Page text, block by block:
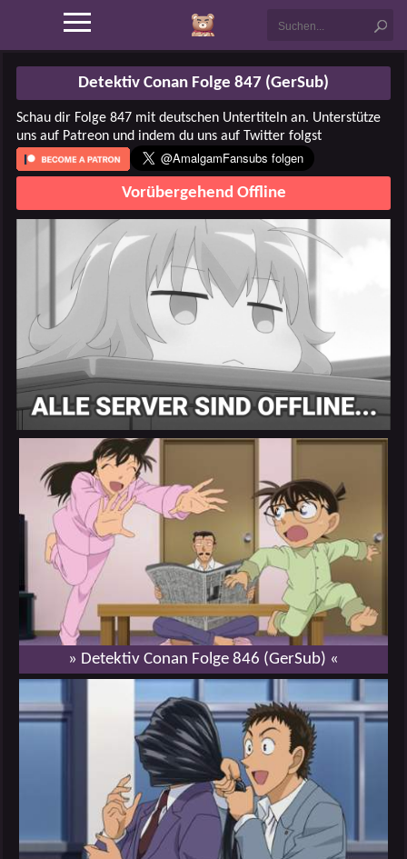
Detektiv Conan Folge 847 (GerSub)
Schau dir Folge 847 mit deutschen Untertiteln an. Unterstütze
uns auf Patreon und indem du uns auf Twitter folgst
Vorübergehend Offline
» Detektiv Conan Folge 846 (GerSub) «